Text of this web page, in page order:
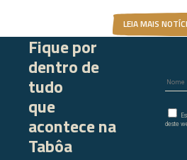
LEIA MAIS
Fique por
dentro de
tudo
que
acontece na
Tabôa
deste